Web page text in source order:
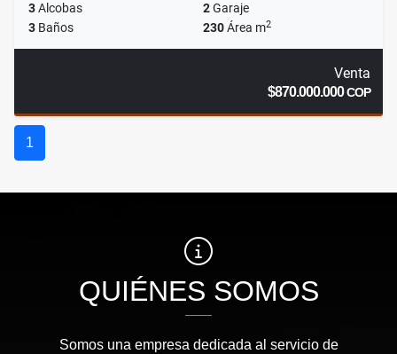
3Alcobas 2Garaje
3 Baños 230Área m2
Venta
$870.000.000COP
1
QUIÉNES SOMOS
Somos una empresa dedicada al servicio de